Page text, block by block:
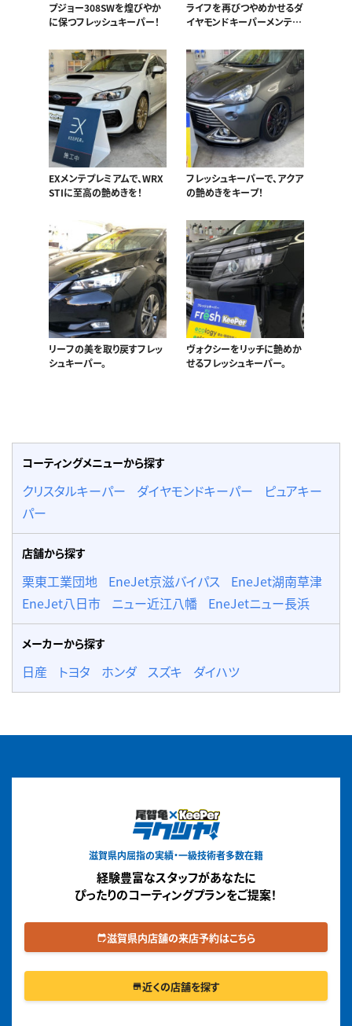
プジョー308SWを煌びやか
に保つフレッシュキーパー！
ライフを再びつやめかせるダ
イヤモンドキーパーメンテナ
EXメンテプレミアムで、WRX
STIに至高の艶めきを！
フレッシュキーパーで、アクア
の艶めきをキープ！
リーフの美を取り戻すフレッ
シュキーパー。
ヴォクシーをリッチに艶めか
せるフレッシュキーパー。
コーティングメニューから探す
クリスタルキーパー ダイヤモンドキーパー
ピュアキー
パー
店舗から探す
栗東工業団地 EneJet京滋バイパス
EneJet湖南草津
EneJet八日市
ニュー近江八幡 EneJetニュー長浜
メーカーから探す
日産 トヨタ ホンダ スズキ ダイハツ
滋賀県内屈指の実績・一級技術者多数在籍
経験豊富なスタッフがあなたに
ぴったりのコーティングプランをご提案！
edit_calendar滋賀県内店舗の来店予約はこちら
store近くの店舗を探す